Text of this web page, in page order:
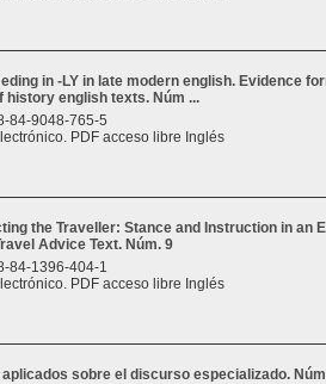
in -LY in late modern english. Evidence
history english texts. Núm ...
84-9048-765-5
PDF acceso libre Inglés
the Traveller: Stance and Instruction in an
Advice Text. Núm. 9
84-1396-404-1
PDF acceso libre Inglés
aplicados sobre el discurso especializado.